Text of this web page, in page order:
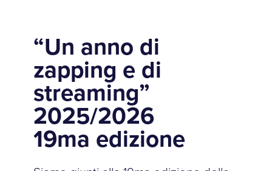
“Un anno di
zapping e di
streaming”
2025/2026
19ma edizione